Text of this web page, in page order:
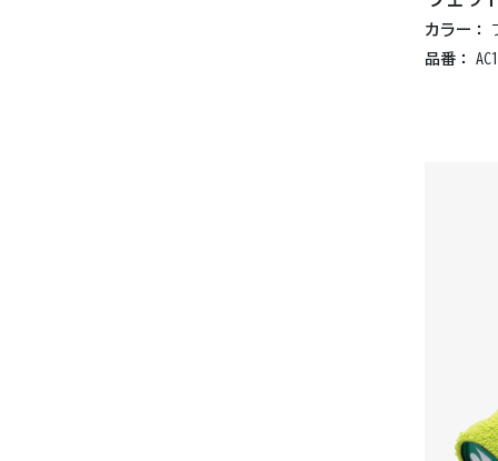
カラー：
品番：